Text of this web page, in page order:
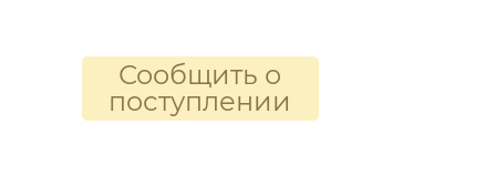
Сообщить о
поступлении